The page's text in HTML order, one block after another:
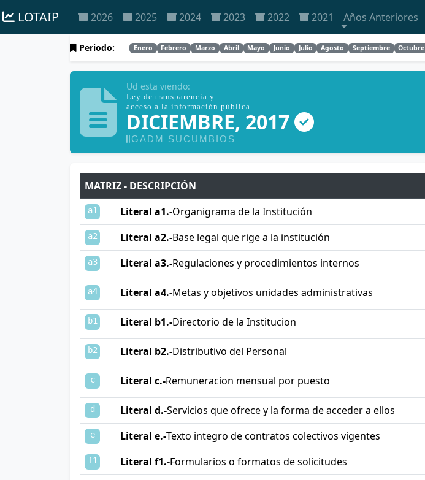
LOTAIP 2026 2025 2024 2023 2022 2021 Años Anteriores
Periodo: Enero Febrero Marzo Abril Mayo Junio Julio Agosto Septiembre Octubre
Ud esta viendo:
Ley de transparencia y
acceso a la información pública.
DICIEMBRE, 2017
GADM SUCUMBIOS
MATRIZ - DESCRIPCIÓN
a1 Literal a1.-Organigrama de la Institución
a2 Literal a2.-Base legal que rige a la institución
a3 Literal a3.-Regulaciones y procedimientos internos
a4 Literal a4.-Metas y objetivos unidades administrativas
b1 Literal b1.-Directorio de la Institucion
b2 Literal b2.-Distributivo del Personal
c Literal c.-Remuneracion mensual por puesto
d Literal d.-Servicios que ofrece y la forma de acceder a ellos
e Literal e.-Texto integro de contratos colectivos vigentes
f1 Literal f1.-Formularios o formatos de solicitudes